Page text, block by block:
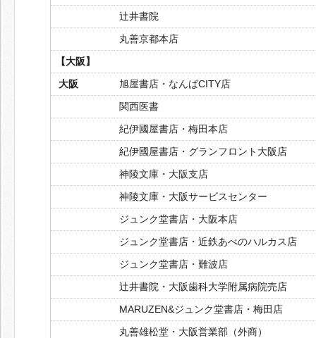
辻井書院
丸善京都本店
【大阪】
大阪
旭屋書店・なんばCITY店
関西医書
紀伊國屋書店・梅田本店
紀伊國屋書店・グランフロント大阪店
神陵文庫・大阪支店
神陵文庫・大阪サービスセンター
ジュンク堂書店・大阪本店
ジュンク堂書店・近鉄あべのハルカス店
ジュンク堂書店・難波店
辻井書院・大阪歯科大学附属病院売店
MARUZEN&ジュンク堂書店・梅田店
丸善雄松堂・大阪営業部（外商）